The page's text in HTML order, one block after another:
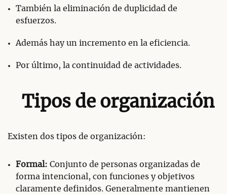
También la eliminación de duplicidad de
esfuerzos.
Además hay un incremento en la eficiencia.
Por último, la continuidad de actividades.
Tipos de organización
Existen dos tipos de organización:
Formal: Conjunto de personas organizadas de
forma intencional, con funciones y objetivos
claramente definidos. Generalmente mantienen